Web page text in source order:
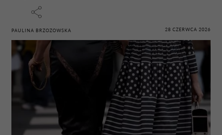
PAULINA BRZOZOWSKA 28 CZERWCA 2026